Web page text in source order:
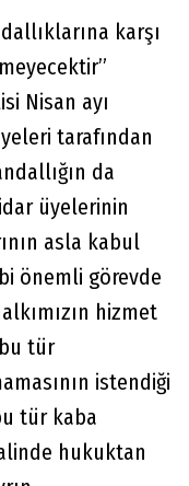
karşı
Nisan ayı
tarafından
da
üyelerinin
asla kabul
önemli görevde
hizmet
tür
istendiği
tür kaba
hukuktan